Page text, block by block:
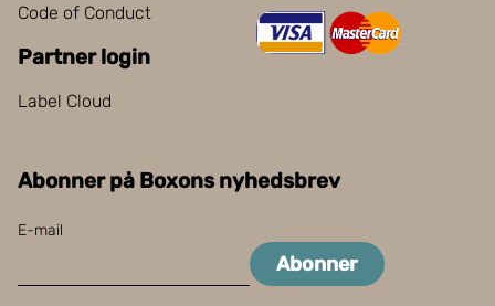
Code of Conduct
Partner login
Label Cloud
Abonner på Boxons nyhedsbrev
E-mail
Abonner